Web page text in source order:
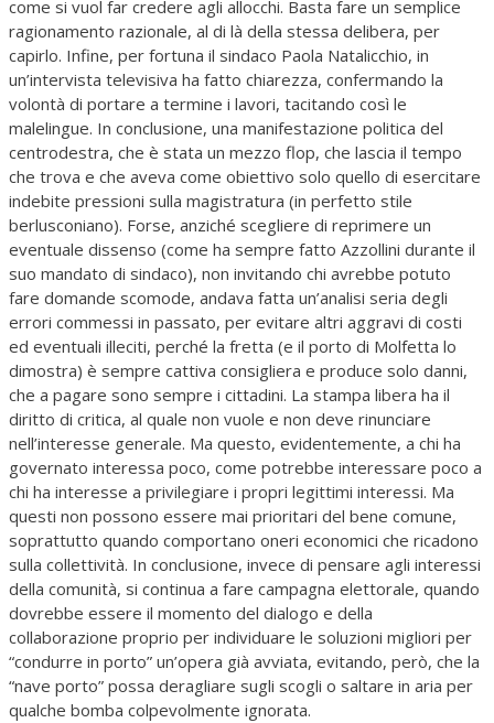
come si vuol far credere agli allocchi. Basta fare un semplice
ragionamento razionale, al di là della stessa delibera, per
capirlo. Infine, per fortuna il sindaco Paola Natalicchio, in
un’intervista televisiva ha fatto chiarezza, confermando la
volontà di portare a termine i lavori, tacitando così le
malelingue. In conclusione, una manifestazione politica del
centrodestra, che è stata un mezzo flop, che lascia il tempo
che trova e che aveva come obiettivo solo quello di esercitare
indebite pressioni sulla magistratura (in perfetto stile
berlusconiano). Forse, anziché scegliere di reprimere un
eventuale dissenso (come ha sempre fatto Azzollini durante il
suo mandato di sindaco), non invitando chi avrebbe potuto
fare domande scomode, andava fatta un’analisi seria degli
errori commessi in passato, per evitare altri aggravi di costi
ed eventuali illeciti, perché la fretta (e il porto di Molfetta lo
dimostra) è sempre cattiva consigliera e produce solo danni,
che a pagare sono sempre i cittadini. La stampa libera ha il
diritto di critica, al quale non vuole e non deve rinunciare
nell’interesse generale. Ma questo, evidentemente, a chi ha
governato interessa poco, come potrebbe interessare poco a
chi ha interesse a privilegiare i propri legittimi interessi. Ma
questi non possono essere mai prioritari del bene comune,
soprattutto quando comportano oneri economici che ricadono
sulla collettività. In conclusione, invece di pensare agli interessi
della comunità, si continua a fare campagna elettorale, quando
dovrebbe essere il momento del dialogo e della
collaborazione proprio per individuare le soluzioni migliori per
“condurre in porto” un’opera già avviata, evitando, però, che la
“nave porto” possa deragliare sugli scogli o saltare in aria per
qualche bomba colpevolmente ignorata.